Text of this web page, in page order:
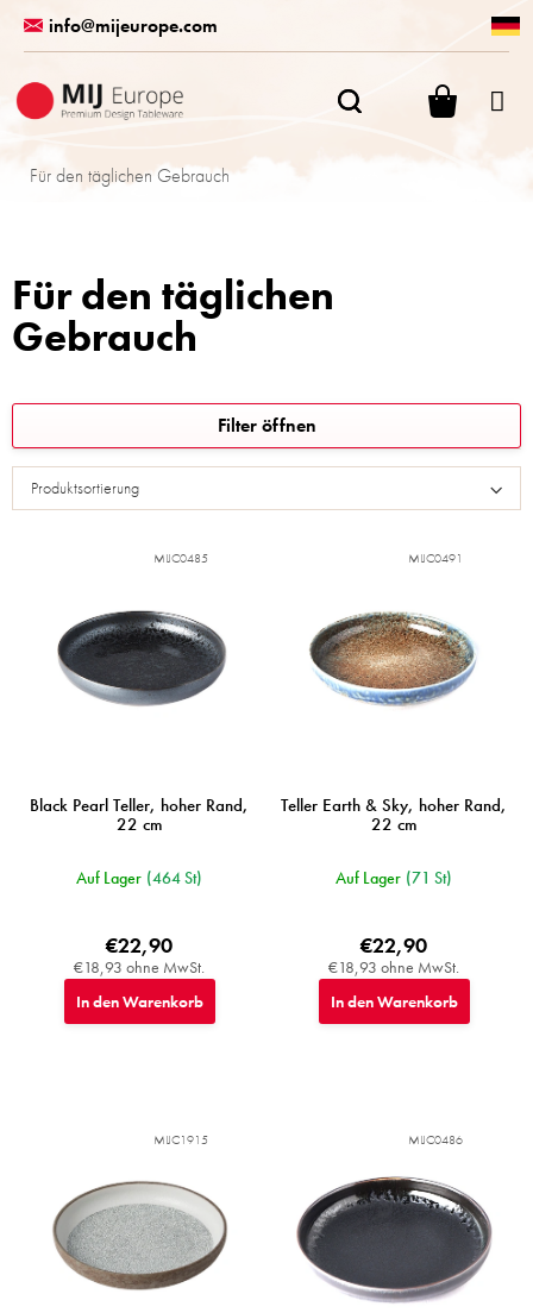
Inhalt
springen
info@mijeurope.com
Für den täglichen Gebrauch
Für den täglichen
Gebrauch
Produktsortierung
Filter öffnen
L
i
s
e
Black Pearl Teller, hoher Rand,
22 cm
Auf Lager (464 St)
€18,93 ohne MwSt.
€22,90
In den Warenkorb
MIJC0485
Teller Earth & Sky, hoher Rand,
22 cm
Auf Lager (71 St)
€18,93 ohne MwSt.
€22,90
In den Warenkorb
MIJC0491
MIJC1915 MIJC0486